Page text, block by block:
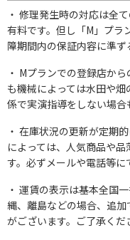
修理発生時の対応は全
有料です。但し「M」プラ
障期間内の保証内容に準ず
Mプランでの登録店か
も機械によっては水田や
係で実演指導をしない場合
在庫状況の更新が定期
によっては、人気商品や
す。必ずメールや電話等に
運賃の表示は基本全国
縄、離島などの場合、追
がございます。ご了承くだ